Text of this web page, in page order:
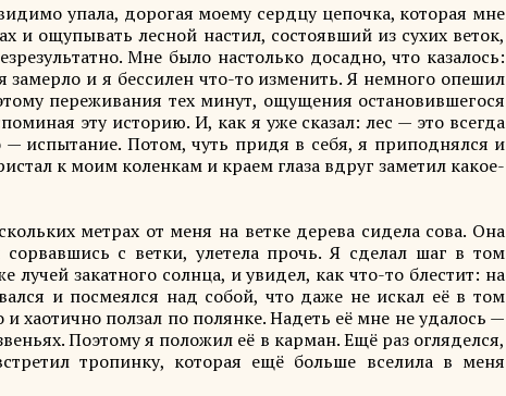
упала, дорогая моему сердцу цепочка, которая мне
и ощупывать лесной настил, состоявший из сухих веток,
Мне было настолько досадно, что казалось:
и я бессилен что-то изменить. Я немного опешил
переживания тех минут, ощущения остановившегося
эту историю. И, как я уже сказал: лес — это всегда
испытание. Потом, чуть придя в себя, я приподнялся и
к моим коленкам и краем глаза вдруг заметил какое-
метрах от меня на ветке дерева сидела сова. Она
с ветки, улетела прочь. Я сделал шаг в том
закатного солнца, и увидел, как что-то блестит: на
и посмеялся над собой, что даже не искал её в том
хаотично ползал по полянке. Надеть её мне не удалось —
Поэтому я положил её в карман. Ещё раз огляделся,
тропинку, которая ещё больше вселила в меня